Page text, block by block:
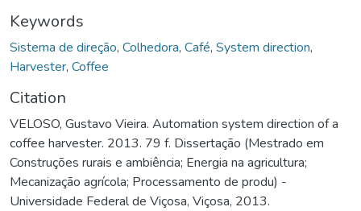
Keywords
Sistema de direção, Colhedora, Café, System direction,
Harvester, Coffee
Citation
VELOSO, Gustavo Vieira. Automation system direction of a
coffee harvester. 2013. 79 f. Dissertação (Mestrado em
Construções rurais e ambiência; Energia na agricultura;
Mecanização agrícola; Processamento de produ) -
Universidade Federal de Viçosa, Viçosa, 2013.